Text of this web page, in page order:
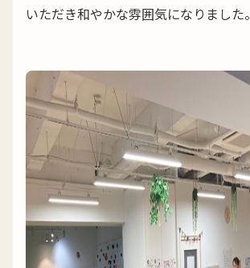
いただき和やかな雰囲気になりました。